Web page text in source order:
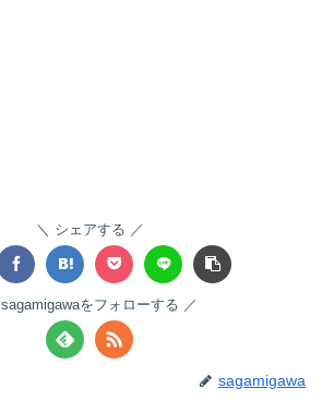
シェアする
sagamigawaをフォローする
sagamigawa